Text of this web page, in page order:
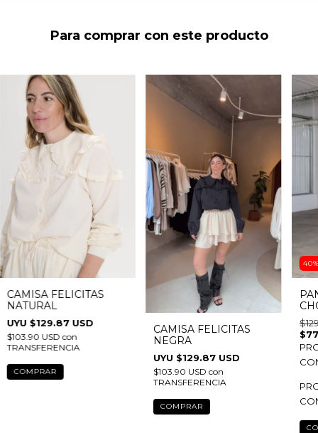
Para comprar con este producto
CAMISA FELICITAS
NATURAL
$129.87 USD
$103.90 USDcon
TRANSFERENCIA
COMPRAR
CAMISA FELICITAS
NEGRA
$129.87 USD
$103.90 USD con
TRANSFERENCIA
COMPRAR
40